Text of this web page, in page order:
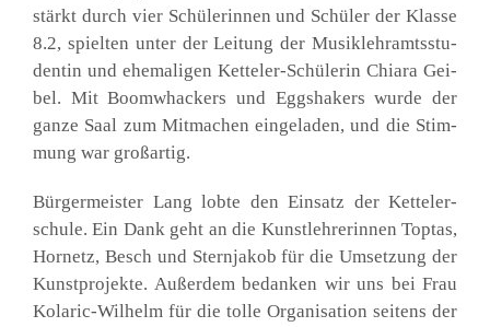
stärkt durch vier Schü­le­rin­nen und Schü­ler der Klas­se
8.2, spiel­ten unter der Lei­tung der Musik­lehr­amts­stu­
den­tin und ehe­ma­li­gen Ket­te­ler-Schü­le­rin Chia­ra Gei­
bel. Mit Boom­wha­ckers und Eggsha­kers wur­de der
gan­ze Saal zum Mit­ma­chen ein­ge­la­den, und die Stim­
mung war groß­ar­tig.
Bür­ger­meis­ter Lang lob­te den Ein­satz der Ket­tel­er­
schu­le. Ein Dank geht an die Kunst­leh­re­rin­nen Top­tas,
Hor­netz, Besch und Stern­ja­kob für die Umset­zung der
Kunst­pro­jek­te. Außer­dem bedan­ken wir uns bei Frau
Kola­ric-Wil­helm für die tol­le Orga­ni­sa­ti­on sei­tens der